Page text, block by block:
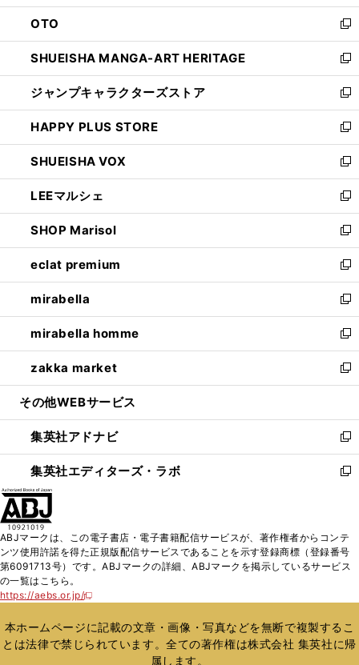
ウ
で
開
く
ン
ド
ウ
で
開
く
OTO
新
し
い
ウ
ィ
ン
ド
ウ
で
開
く
SHUEISHA MANGA-ART HERITAGE
新
し
い
ウ
ィ
ン
ド
ウ
で
開
く
ジャンプキャラクターズストア
新
し
い
ウ
ィ
ン
ド
ウ
で
開
く
HAPPY PLUS STORE
新
し
い
ウ
ィ
ン
ド
ウ
で
開
く
SHUEISHA VOX
新
し
い
ウ
ィ
ン
ド
ウ
で
開
く
LEEマルシェ
新
し
い
ウ
ィ
ン
ド
ウ
で
開
く
SHOP Marisol
新
し
い
ウ
ィ
ン
ド
ウ
で
開
eclat premium
新
し
い
ウ
ィ
ン
ド
ウ
開
く
mirabella
新
し
い
ウ
ィ
ン
ウ
で
開
く
mirabella homme
新
し
い
ウ
ン
ド
ウ
で
zakka market
新
し
ウ
ィ
ン
ド
く
その他WEBサービス
集英社アドナビ
新
し
い
ド
ウ
で
集英社エディターズ・ラボ
新
ィ
ン
ド
開
く
ABJマークは、この電子書店・電子書籍配信サービスが、著作権者からコンテ
ンツ使用許諾を得た正規版配信サービスであることを示す登録商標（登録番号
第6091713号）です。ABJマークの詳細、ABJマークを掲示しているサービス
の一覧はこちら。
https://aebs.or.jp/
新
い
ウ
ィ
本ホームページに記載の文章・画像・写真などを無断で複製するこ
とは法律で禁じられています。全ての著作権は株式会社 集英社に帰
属します。